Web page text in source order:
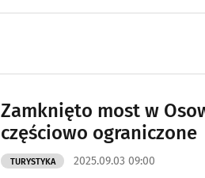
Zamknięto most w
częściowo ograniczone
TURYSTYKA 2025.09.03 09:00